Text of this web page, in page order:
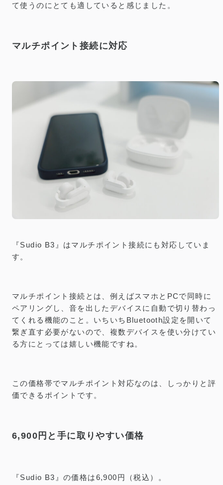
て使うのにとても適していると感じました。
マルチポイント接続に対応
『Sudio B3』はマルチポイント接続にも対応していま
す。
マルチポイント接続とは、例えばスマホとPCで同時に
ペアリングし、音を出したデバイスに自動で切り替わっ
てくれる機能のこと。いちいちBluetooth設定を開いて
繋ぎ直す必要がないので、複数デバイスを使い分けてい
る方にとっては嬉しい機能ですね。
この価格帯でマルチポイント対応なのは、しっかりと評
価できるポイントです。
6,900円と手に取りやすい価格
『Sudio B3』の価格は6,900円（税込）。